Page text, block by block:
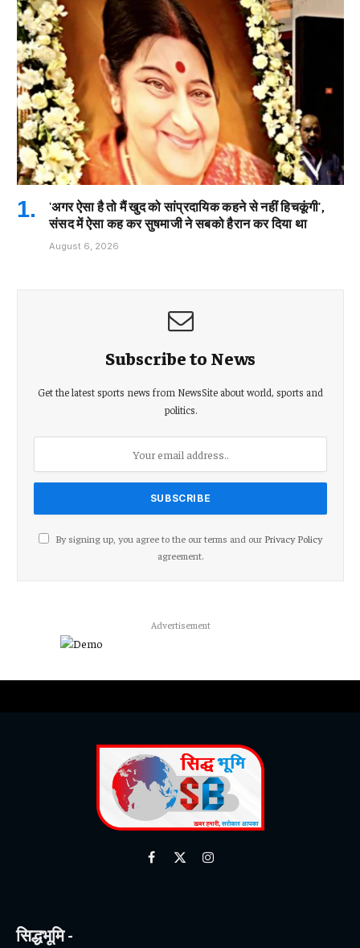
'अगर ऐसा है तो मैं खुद को सांप्रदायिक कहने से नहीं हिचकूंगी',
संसद में ऐसा कह कर सुषमाजी ने सबको हैरान कर दिया था
August 6, 2026
Subscribe to News
Get the latest sports news from NewsSite about world, sports and
politics.
By signing up, you agree to the our terms and our Privacy Policy
agreement.
Advertisement
Facebook
X
Instagram
सिद्धभूमि -